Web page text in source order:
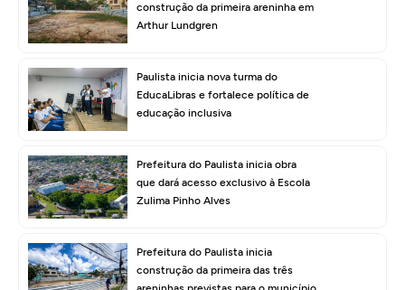
construção da primeira areninha em
Arthur Lundgren
Paulista inicia nova turma do
EducaLibras e fortalece política de
educação inclusiva
Prefeitura do Paulista inicia obra
que dará acesso exclusivo à Escola
Zulima Pinho Alves
Prefeitura do Paulista inicia
construção da primeira das três